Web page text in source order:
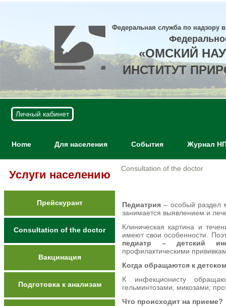
Федеральная служба по надзору
«ОМСКИЙ
ИНСТИТУТ
Личный кабинет
Home Для населения События Журнал
Услуги населению
Прейскурант
Сonsultation of the doctor
Вакцинация
Подготовка к анализам
Сonsultation of the doctor
Педиатрия– особый раздел
занимается выявлением и
Клиническая картина и
имеют свои особенности.
педиатр – детский
профилактическими
Когда обращаются к
К инфекционисту
гельминтозами; микозами;
Что происходит на приеме?